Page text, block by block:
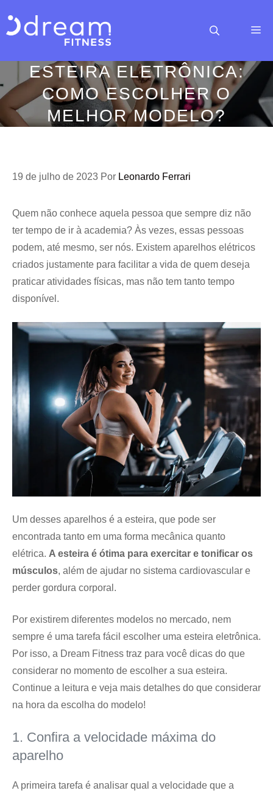
para
conteúdo
ESTEIRA ELETRÔNICA:
COMO ESCOLHER O
MELHOR MODELO?
19 de julho de 2023 Por Leonardo Ferrari
Quem não conhece aquela pessoa que sempre diz não
ter tempo de ir à academia? Às vezes, essas pessoas
podem, até mesmo, ser nós. Existem aparelhos elétricos
criados justamente para facilitar a vida de quem deseja
praticar atividades físicas, mas não tem tanto tempo
disponível.
Um desses aparelhos é a esteira, que pode ser
encontrada tanto em uma forma mecânica quanto
elétrica. A esteira é ótima para exercitar e tonificar os
músculos, além de ajudar no sistema cardiovascular e
perder gordura corporal.
Por existirem diferentes modelos no mercado, nem
sempre é uma tarefa fácil escolher uma esteira eletrônica.
Por isso, a Dream Fitness traz para você dicas do que
considerar no momento de escolher a sua esteira.
Continue a leitura e veja mais detalhes do que considerar
na hora da escolha do modelo!
1. Confira a velocidade máxima do
aparelho
A primeira tarefa é analisar qual a velocidade que a